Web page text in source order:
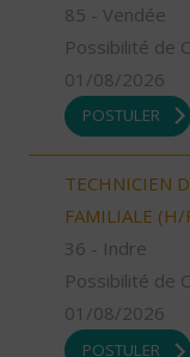
85 - Vendée
Possibilité de
01/08/2026
POSTULER
TECHNICIEN
FAMILIALE (H/
36 - Indre
Possibilité de
01/08/2026
POSTULER